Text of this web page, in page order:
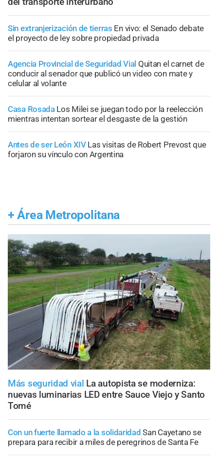
Sin extranjerización de tierras En vivo: el Senado debate
el proyecto de ley sobre propiedad privada
Agencia Provincial de Seguridad Vial Quitan el carnet de
conducir al senador que publicó un video con mate y
celular al volante
Casa Rosada Los Milei se juegan todo por la reelección
mientras intentan sortear el desgaste de la gestión
Antes de ser León XIV Las visitas de Robert Prevost que
forjaron su vínculo con Argentina
+ Área Metropolitana
Más seguridad vial La autopista se moderniza:
nuevas luminarias LED entre Sauce Viejo y Santo
Tomé
Con un fuerte llamado a la solidaridad San Cayetano se
prepara para recibir a miles de peregrinos de Santa Fe